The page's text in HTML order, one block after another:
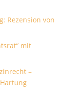
Rezension von
mit
–